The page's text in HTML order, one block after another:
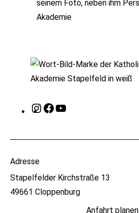
Instagram
Facebook
Adresse
Stapelfelder Kirchstraße 13
49661 Cloppenburg
Anfahrt planen